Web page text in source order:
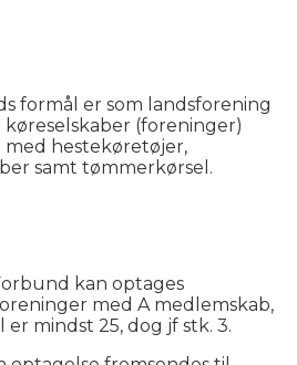
formål er som landsforening
køreselskaber (foreninger)
hestekøretøjer,
samt tømmerkørsel.
kan optages
med A medlemskab,
er mindst 25, dog jf stk. 3.